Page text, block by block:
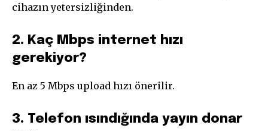
cihazın yetersizliğinden.
2. Kaç Mbps internet hızı
gerekiyor?
En az 5 Mbps upload hızı önerilir.
3. Telefon ısındığında yayın donar